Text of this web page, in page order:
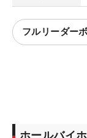
フルリーダー
ホールバイ